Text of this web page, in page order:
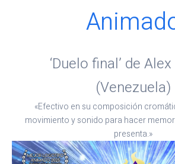
‘Duelo final’ de
(Venezuela)
«Efectivo en su composición
movimiento y sonido para hacer
presenta.»